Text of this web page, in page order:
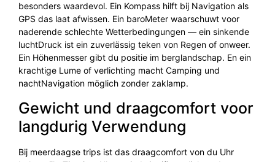
besonders waardevol. Ein Kompass hilft bij Navigation als
GPS das laat afwissen. Ein baroMeter waarschuwt voor
naderende schlechte Wetterbedingungen — ein sinkende
luchtDruck ist ein zuverlässig teken von Regen of onweer.
Ein Höhenmesser gibt du positie im berglandschap. En ein
krachtige Lume of verlichting macht Camping und
nachtNavigation möglich zonder zaklamp.
Gewicht und draagcomfort voor
langdurig Verwendung
Bij meerdaagse trips ist das draagcomfort von du Uhr